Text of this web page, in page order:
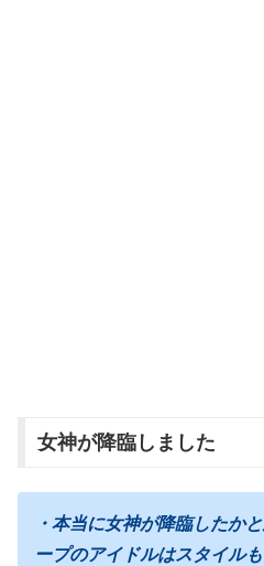
女神が降臨しました
・本当に女神が降臨したか
ープのアイドルはスタイル